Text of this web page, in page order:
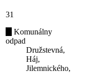
31
Komunálny
odpad
Družstevná,
Háj,
Jilemnického,